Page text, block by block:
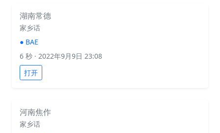
湖南常德
家乡话
● BAE
6 秒 · 2022年9月9日 23:08
打开
河南焦作
家乡话